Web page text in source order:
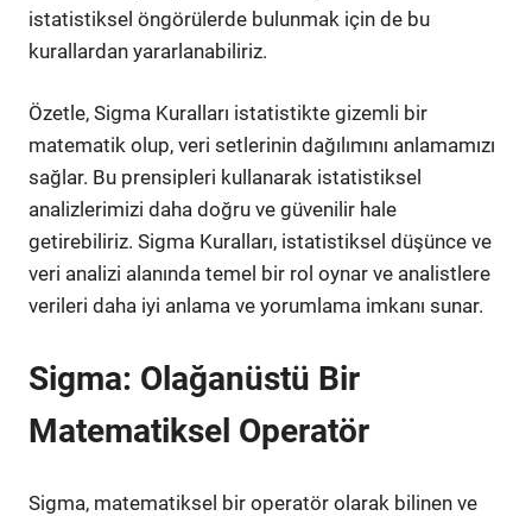
istatistiksel öngörülerde bulunmak için de bu
kurallardan yararlanabiliriz.
Özetle, Sigma Kuralları istatistikte gizemli bir
matematik olup, veri setlerinin dağılımını anlamamızı
sağlar. Bu prensipleri kullanarak istatistiksel
analizlerimizi daha doğru ve güvenilir hale
getirebiliriz. Sigma Kuralları, istatistiksel düşünce ve
veri analizi alanında temel bir rol oynar ve analistlere
verileri daha iyi anlama ve yorumlama imkanı sunar.
Sigma: Olağanüstü Bir
Matematiksel Operatör
Sigma, matematiksel bir operatör olarak bilinen ve